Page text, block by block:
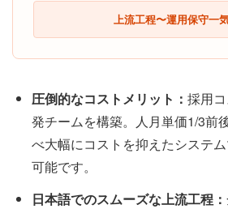
上流工程〜運用保守一
圧倒的なコストメリット： 採用
発チームを構築。人月単価1/3前
べ大幅にコストを抑えたシステ
可能です。
日本語でのスムーズな上流工程：